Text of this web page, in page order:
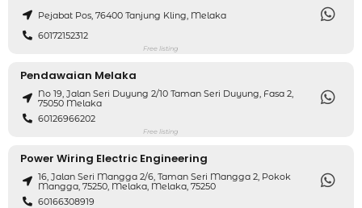
Pejabat Pos, 76400 Tanjung Kling, Melaka
60172152312
Free listing
Pendawaian Melaka
No 19, Jalan Seri Duyung 2/10 Taman Seri Duyung, Fasa 2,
75050 Melaka
60126966202
Free listing
Power Wiring Electric Engineering
16, Jalan Seri Mangga 2/6, Taman Seri Mangga 2, Pokok
Mangga, 75250, Melaka, Melaka, 75250
60166308919